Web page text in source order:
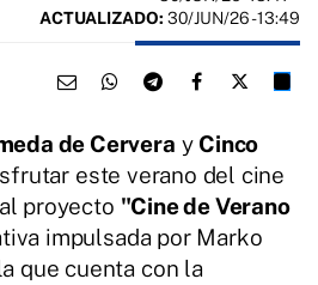
ACTUALIZADO: 30/JUN/26 - 13:49
de Cervera y Cinco
este verano del cine
proyecto "Cine de Verano
impulsada por Marko
que cuenta con la